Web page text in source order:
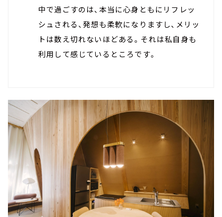
中で過ごすのは、本当に心身ともにリフレッ
シュされる、発想も柔軟になりますし、メリッ
トは数え切れないほどある。それは私自身も
利用して感じているところです。